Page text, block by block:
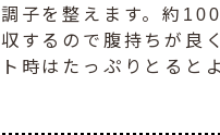
調子を整えます。約
収するので腹持ちが良
ト時はたっぷりとると